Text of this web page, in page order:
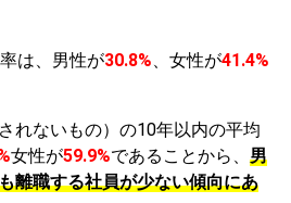
は、男性が30.8% 、女性が41.4%
れないもの）の10年以内の平均
女性が59.9%であることから、 男
離職する社員が少ない傾向にあ